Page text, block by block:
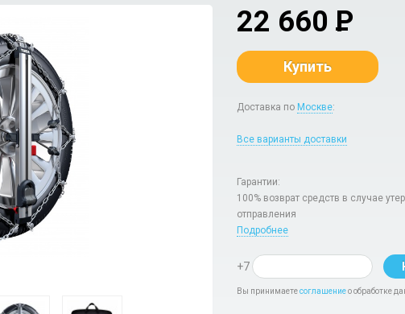
22 660 P
Купить
Доставка по Москве:
Все варианты доставки
Гарантии:
100% возврат средств в случае
отправления
Подробнее
+7
Вы принимаетесоглашениео обработке